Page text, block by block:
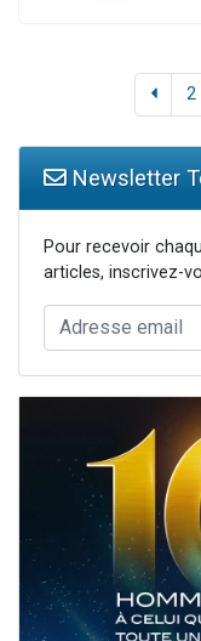
2
Newsletter
Pour recevoir
articles, inscrivez-